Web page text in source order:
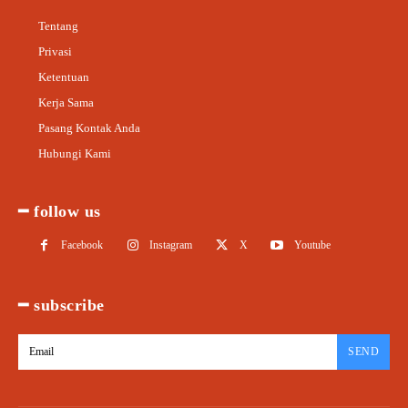
Tentang
Privasi
Ketentuan
Kerja Sama
Pasang Kontak Anda
Hubungi Kami
━ follow us
Facebook Instagram X Youtube
━ subscribe
SEND